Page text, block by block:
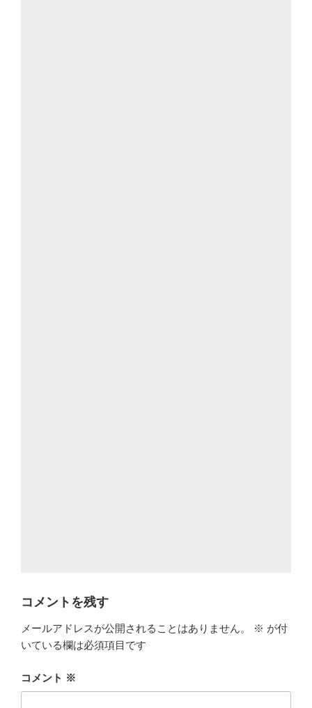
コメントを残す
メールアドレスが公開されることはありません。 ※ が付
いている欄は必須項目です
コメント ※